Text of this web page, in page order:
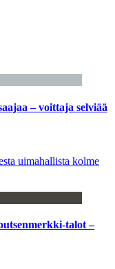
– voittaja selviää
uimahallista kolme
talot –